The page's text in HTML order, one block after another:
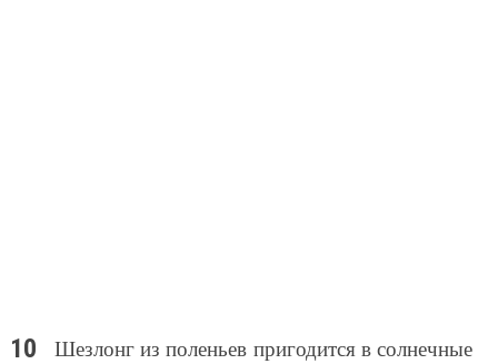
Шезлонг из поленьев пригодится в солнечные